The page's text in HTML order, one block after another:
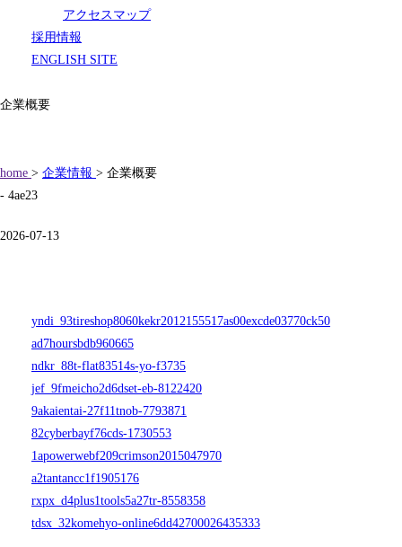
アクセスマップ
採用情報
ENGLISH SITE
企業概要
home > 企業情報 > 企業概要
- 4ae23
2026-07-13
yndi_93tireshop8060kekr2012155517as00excde03770ck50
ad7hoursbdb960665
ndkr_88t-flat83514s-yo-f3735
jef_9fmeicho2d6dset-eb-8122420
9akaientai-27f11tnob-7793871
82cyberbayf76cds-1730553
1apowerwebf209crimson2015047970
a2tantancc1f1905176
rxpx_d4plus1tools5a27tr-8558358
tdsx_32komehyo-online6dd42700026435333